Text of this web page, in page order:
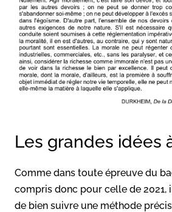
Les grandes idées
Comme dans toute épreuve du
compris donc pour celle de 2021,
de bien suivre une méthode